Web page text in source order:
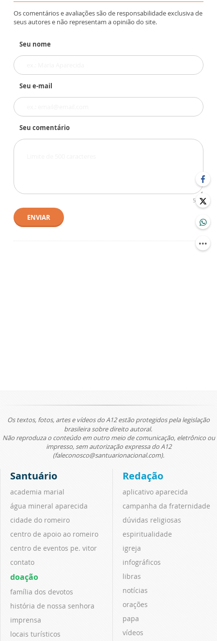
Os comentários e avaliações são de responsabilidade exclusiva de
seus autores e não representam a opinião do site.
Seu nome
Seu e-mail
Seu comentário
500
ENVIAR
Os textos, fotos, artes e vídeos do A12 estão protegidos pela legislação
brasileira sobre direito autoral.
Não reproduza o conteúdo em outro meio de comunicação, eletrônico ou
impresso, sem autorização expressa do A12
(faleconosco@santuarionacional.com).
Santuário
academia marial
água mineral aparecida
cidade do romeiro
centro de apoio ao romeiro
centro de eventos pe. vitor
contato
doação
família dos devotos
história de nossa senhora
imprensa
locais turísticos
Redação
aplicativo aparecida
campanha da fraternidade
dúvidas religiosas
espiritualidade
igreja
infográficos
libras
notícias
orações
papa
vídeos